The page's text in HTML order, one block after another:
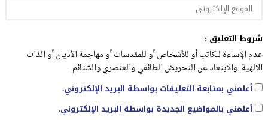
شروط التعليق :
عدم الإساءة للكاتب أو للأشخاص أو للمقدسات أو مهاجمة الأديان أو الذات
الالهية. والابتعاد عن التحريض الطائفي والعنصري والشتائم.
أعلمني بمتابعة التعليقات بواسطة البريد الإلكتروني.
أعلمني بالمواضيع الجديدة بواسطة البريد الإلكتروني.